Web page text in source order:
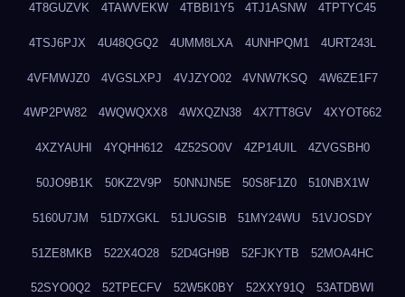
4T8GUZVK 4TAWVEKW 4TBBI1Y5 4TJ1ASNW 4TPTYC45
4TSJ6PJX 4U48QGQ2 4UMM8LXA 4UNHPQM1 4URT243L
4VFMWJZ0 4VGSLXPJ 4VJZYO02 4VNW7KSQ 4W6ZE1F7
4WP2PW82 4WQWQXX8 4WXQZN38 4X7TT8GV 4XYOT662
4XZYAUHI 4YQHH612 4Z52SO0V 4ZP14UIL 4ZVGSBH0
50JO9B1K 50KZ2V9P 50NNJN5E 50S8F1Z0 510NBX1W
5160U7JM 51D7XGKL 51JUGSIB 51MY24WU 51VJOSDY
51ZE8MKB 522X4O28 52D4GH9B 52FJKYTB 52MOA4HC
52SYO0Q2 52TPECFV 52W5K0BY 52XXY91Q 53ATDBWI